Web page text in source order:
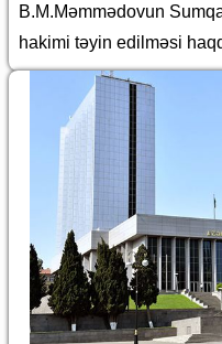
B.M.Məmmədovun
hakimi təyin edilməsi